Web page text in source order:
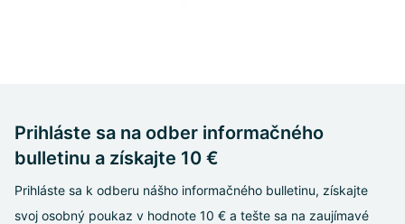
Prihláste sa na odber informačného
bulletinu a získajte 10 €
Prihláste sa k odberu nášho informačného bulletinu, získajte
svoj osobný poukaz v hodnote 10 € a tešte sa na zaujímavé